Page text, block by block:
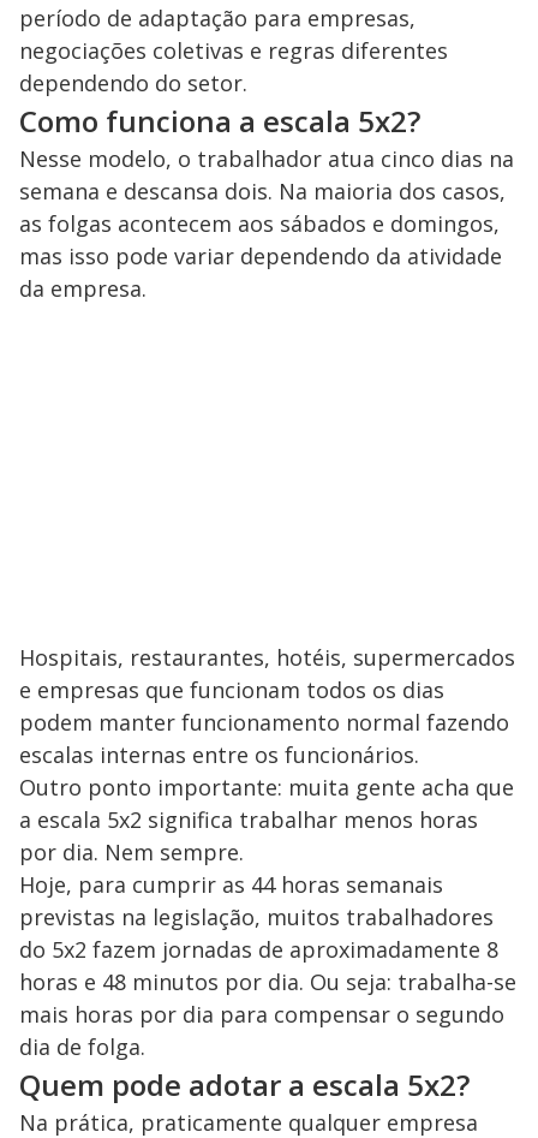
período de adaptação para empresas,
negociações coletivas e regras diferentes
dependendo do setor.
Como funciona a escala 5x2?
Nesse modelo, o trabalhador atua cinco dias na
semana e descansa dois. Na maioria dos casos,
as folgas acontecem aos sábados e domingos,
mas isso pode variar dependendo da atividade
da empresa.
Hospitais, restaurantes, hotéis, supermercados
e empresas que funcionam todos os dias
podem manter funcionamento normal fazendo
escalas internas entre os funcionários.
Outro ponto importante: muita gente acha que
a escala 5x2 significa trabalhar menos horas
por dia. Nem sempre.
Hoje, para cumprir as 44 horas semanais
previstas na legislação, muitos trabalhadores
do 5x2 fazem jornadas de aproximadamente 8
horas e 48 minutos por dia. Ou seja: trabalha-se
mais horas por dia para compensar o segundo
dia de folga.
Quem pode adotar a escala 5x2?
Na prática, praticamente qualquer empresa